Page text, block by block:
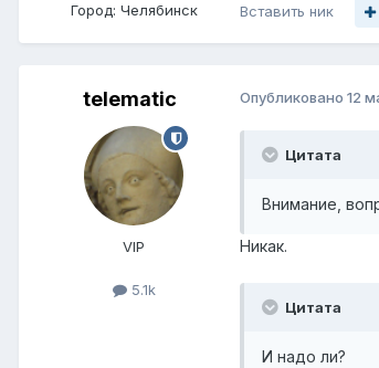
Город: Челябинск Вставить ник
telematic
VIP
5.1k
Опубликовано 12
Цитата
Внимание,
Никак.
Цитата
И надо ли?